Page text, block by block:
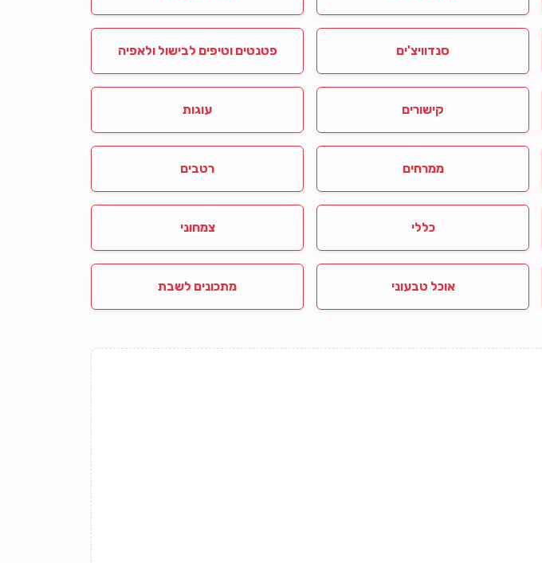
סנדוויצ'ים פטנטים וטיפים לבישול ולאפיה
קישורים עוגות
ממרחים רטבים
כללי צמחוני
אוכל טבעוני מתכונים לשבת